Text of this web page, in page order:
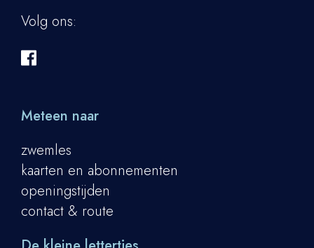
Volg ons:
Meteen naar
zwemles
kaarten en abonnementen
openingstijden
contact & route